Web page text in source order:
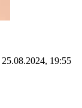
25.08.2024, 19:55